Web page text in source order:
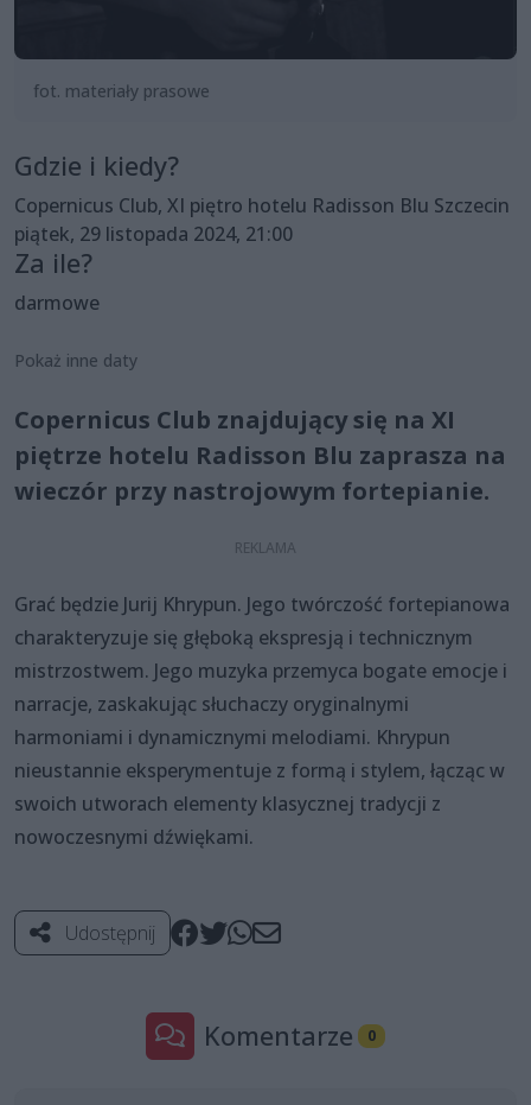
fot. materiały prasowe
Gdzie i kiedy?
Copernicus Club, XI piętro hotelu Radisson Blu Szczecin
piątek, 29 listopada 2024, 21:00
Za ile?
darmowe
Pokaż inne daty
Copernicus Club znajdujący się na XI
piętrze hotelu Radisson Blu zaprasza na
wieczór przy nastrojowym fortepianie.
Grać będzie Jurij Khrypun. Jego twórczość fortepianowa
charakteryzuje się głęboką ekspresją i technicznym
mistrzostwem. Jego muzyka przemyca bogate emocje i
narracje, zaskakując słuchaczy oryginalnymi
harmoniami i dynamicznymi melodiami. Khrypun
nieustannie eksperymentuje z formą i stylem, łącząc w
swoich utworach elementy klasycznej tradycji z
nowoczesnymi dźwiękami.
Udostępnij
Komentarze 0